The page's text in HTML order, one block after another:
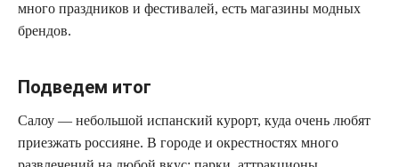
много праздников и фестивалей, есть магазины модных
брендов.
Подведем итог
Салоу — небольшой испанский курорт, куда очень любят
приезжать россияне. В городе и окрестностях много